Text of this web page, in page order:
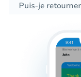
Puis-je